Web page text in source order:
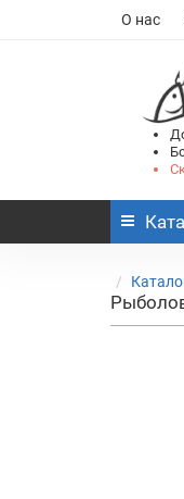
О нас